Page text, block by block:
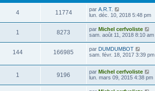
4 11774 par A.R.T.
lun. déc. 10, 2018 5:48 pm
1 8273 par Michel cerfvoliste
sam. août 11, 2018 8:10 am
144 166985 par DUMDUMBOT
sam. févr. 18, 2017 3:39 pm
1 9196 par Michel cerfvoliste
lun. mars 09, 2015 4:38 pm